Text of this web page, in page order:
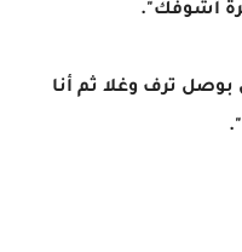
أشوفك".
بوصل ترف وغلا ثم أنا